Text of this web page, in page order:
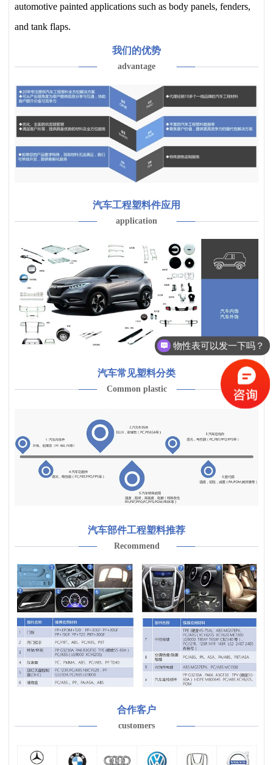
automotive painted applications such as body panels, fenders,
and tank flaps.
我们的优势
advantage
汽车工程塑料件应用
application
汽车常见塑料分类
Common plastic
汽车部件工程塑料推荐
Recommend
合作客户
customers
物性表可以发一下吗？